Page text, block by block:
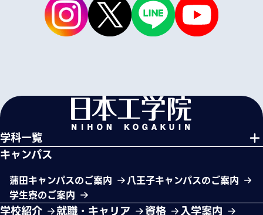
学科一覧
キャンパス
蒲田キャンパスのご案内
八王子キャンパスのご案内
学生寮のご案内
学校紹介 就職・キャリア 資格
入学案内